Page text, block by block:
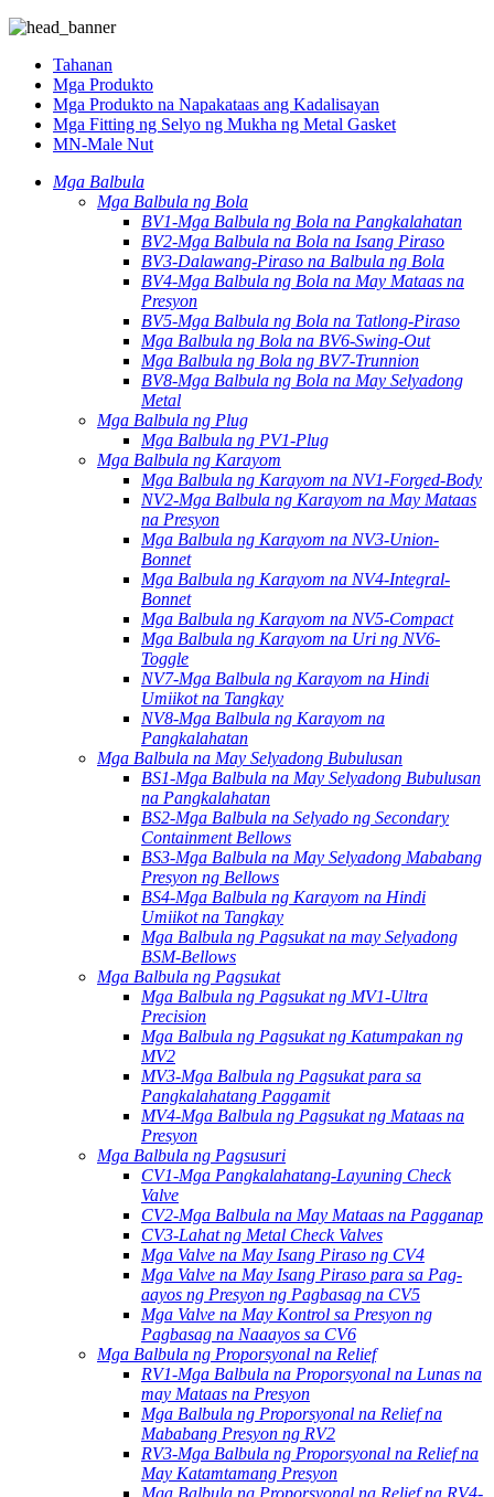
Tahanan
Mga Produkto
Mga Produkto na Napakataas ang Kadalisayan
Mga Fitting ng Selyo ng Mukha ng Metal Gasket
MN-Male Nut
Mga Balbula
Mga Balbula ng Bola
BV1-Mga Balbula ng Bola na Pangkalahatan
BV2-Mga Balbula na Bola na Isang Piraso
BV3-Dalawang-Piraso na Balbula ng Bola
BV4-Mga Balbula ng Bola na May Mataas na
Presyon
BV5-Mga Balbula ng Bola na Tatlong-Piraso
Mga Balbula ng Bola na BV6-Swing-Out
Mga Balbula ng Bola ng BV7-Trunnion
BV8-Mga Balbula ng Bola na May Selyadong
Metal
Mga Balbula ng Plug
Mga Balbula ng PV1-Plug
Mga Balbula ng Karayom
Mga Balbula ng Karayom ​​na NV1-Forged-Body
NV2-Mga Balbula ng Karayom ​​na May Mataas
na Presyon
Mga Balbula ng Karayom ​​na NV3-Union-
Bonnet
Mga Balbula ng Karayom ​​na NV4-Integral-
Bonnet
Mga Balbula ng Karayom ​​na NV5-Compact
Mga Balbula ng Karayom ​​na Uri ng NV6-
Toggle
NV7-Mga Balbula ng Karayom ​​na Hindi
Umiikot na Tangkay
NV8-Mga Balbula ng Karayom ​​na
Pangkalahatan
Mga Balbula na May Selyadong Bubulusan
BS1-Mga Balbula na May Selyadong Bubulusan
na Pangkalahatan
BS2-Mga Balbula na Selyado ng Secondary
Containment Bellows
BS3-Mga Balbula na May Selyadong Mababang
Presyon ng Bellows
BS4-Mga Balbula ng Karayom ​​na Hindi
Umiikot na Tangkay
Mga Balbula ng Pagsukat na may Selyadong
BSM-Bellows
Mga Balbula ng Pagsukat
Mga Balbula ng Pagsukat ng MV1-Ultra
Precision
Mga Balbula ng Pagsukat ng Katumpakan ng
MV2
MV3-Mga Balbula ng Pagsukat para sa
Pangkalahatang Paggamit
MV4-Mga Balbula ng Pagsukat ng Mataas na
Presyon
Mga Balbula ng Pagsusuri
CV1-Mga Pangkalahatang-Layuning Check
Valve
CV2-Mga Balbula na May Mataas na Pagganap
CV3-Lahat ng Metal Check Valves
Mga Valve na May Isang Piraso ng CV4
Mga Valve na May Isang Piraso para sa Pag-
aayos ng Presyon ng Pagbasag na CV5
Mga Valve na May Kontrol sa Presyon ng
Pagbasag na Naaayos sa CV6
Mga Balbula ng Proporsyonal na Relief
RV1-Mga Balbula na Proporsyonal na Lunas na
may Mataas na Presyon
Mga Balbula ng Proporsyonal na Relief na
Mababang Presyon ng RV2
RV3-Mga Balbula ng Proporsyonal na Relief na
May Katamtamang Presyon
Mga Balbula ng Proporsyonal na Relief na RV4-